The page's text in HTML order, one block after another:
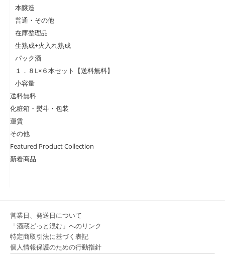
本醸造
普通・その他
在庫整理品
生熟成+火入れ熟成
パック酒
１．８L×６本セット【送料無料】
小容量
送料無料
化粧箱・熨斗・包装
運賃
その他
Featured Product Collection
新着商品
営業日、発送日について
「酒蔵どっと混む」へのリンク
特定商取引法に基づく表記
個人情報保護のための行動指針